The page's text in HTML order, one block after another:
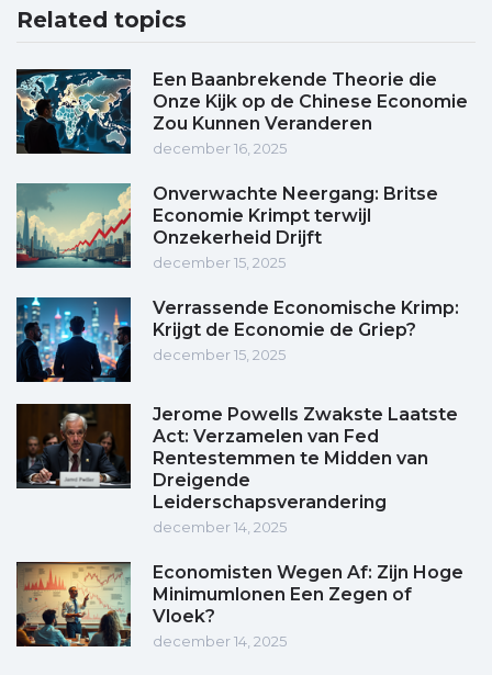
Related topics
Een Baanbrekende Theorie die
Onze Kijk op de Chinese Economie
Zou Kunnen Veranderen
december 16, 2025
Onverwachte Neergang: Britse
Economie Krimpt terwijl
Onzekerheid Drijft
december 15, 2025
Verrassende Economische Krimp:
Krijgt de Economie de Griep?
december 15, 2025
Jerome Powells Zwakste Laatste
Act: Verzamelen van Fed
Rentestemmen te Midden van
Dreigende
Leiderschapsverandering
december 14, 2025
Economisten Wegen Af: Zijn Hoge
Minimumlonen Een Zegen of
Vloek?
december 14, 2025